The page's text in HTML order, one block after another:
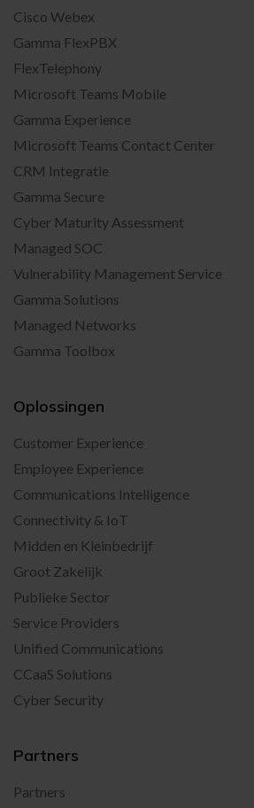
Cisco Webex
Gamma FlexPBX
FlexTelephony
Microsoft Teams Mobile
Gamma Experience
Microsoft Teams Contact Center
CRM Integratie
Gamma Secure
Cyber Maturity Assessment
Managed SOC
Vulnerability Management Service
Gamma Solutions
Managed Networks
Gamma Toolbox
Oplossingen
Customer Experience
Employee Experience
Communications Intelligence
Connectivity & IoT
Midden en Kleinbedrijf
Groot Zakelijk
Publieke Sector
Service Providers
Unified Communications
CCaaS Solutions
Cyber Security
Partners
Partners